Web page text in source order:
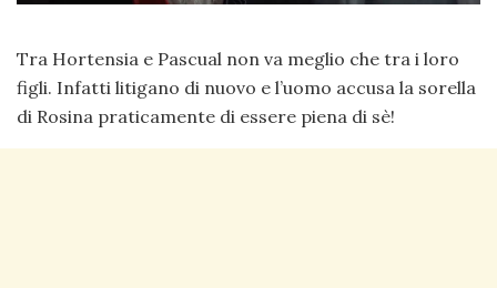
Tra Hortensia e Pascual non va meglio che tra i loro
figli. Infatti litigano di nuovo e l’uomo accusa la sorella
di Rosina praticamente di essere piena di sè!